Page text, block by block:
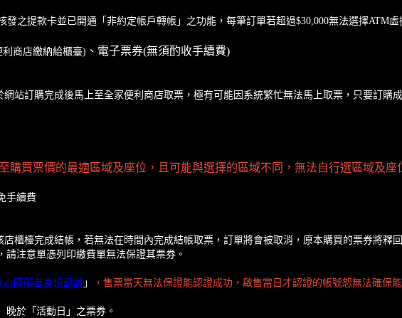
之提款卡並已開通「非約定帳戶轉帳」之功能，每筆訂單若超過$30,000無法選擇ATM
商店繳納給櫃臺) 、電子票券(無須酌收手續費)
站訂購完成後馬上至全家便利商店取票，極有可能因系統繁忙無法馬上取票，只要訂購
購買票價的最適區域及座位，且可能與選擇的區域不同，無法自行選區域及座
手續費
櫃檯完成結帳，若無法在時間內完成結帳取票，訂單將會被取消，原本購買的票券將釋
注意單憑列印繳費單無法保證其票券。
心障礙者身份認證 」
，售票當天無法保證能認證成功，啟售當日才認證的帳號恕無法確保
於「活動日」之票券。